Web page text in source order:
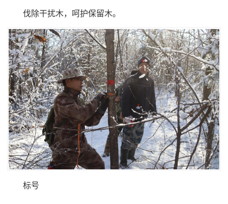
伐除干扰木，呵护保留木。
标号